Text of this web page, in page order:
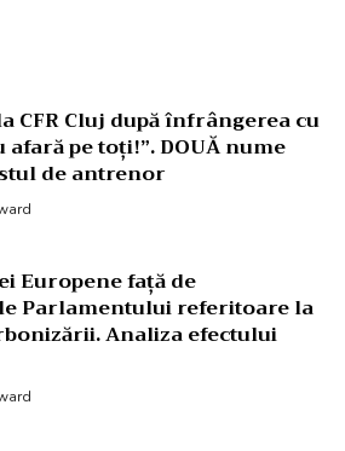
CFR Cluj după înfrângerea cu
pe toți!”. DOUĂ nume
de antrenor
Europene față de
Parlamentului referitoare la
Analiza efectului